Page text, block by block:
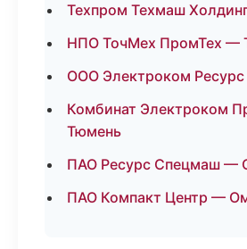
Техпром Техмаш
НПО ТочМех ПромТех —
ООО Электроком
Комбинат Электроком
Тюмень
ПАО Ресурс Спецмаш —
ПАО Компакт Центр —